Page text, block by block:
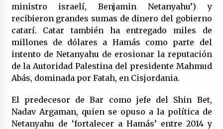
ministro israelí, Benjamin Netanyahu’) y
recibieron grandes sumas de dinero del gobierno
catarí. Catar también ha entregado miles de
millones de dólares a Hamás como parte del
intento de Netanyahu de erosionar la reputación
de la Autoridad Palestina del presidente Mahmud
Abás, dominada por Fatah, en Cisjordania.
El predecesor de Bar como jefe del Shin Bet,
Nadav Argaman, quien se opuso a la política de
Netanyahu de ‘fortalecer a Hamás’ entre 2014 y